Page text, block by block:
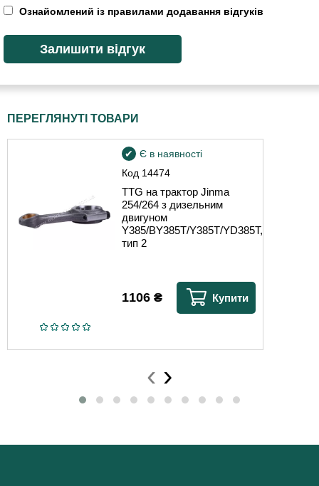
Ознайомлений із правилами додавання відгуків
ПЕРЕГЛЯНУТІ ТОВАРИ
Код 14474
Є в наявності
TTG на трактор Jinma
254/264 з дизельним
двигуном
Y385/BY385T/Y385T/YD385T,
тип 2
1106 ₴ Купити
‹ ›